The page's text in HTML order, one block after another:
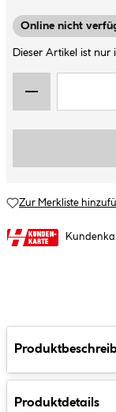
Online nicht
Dieser Artikel ist nur
Zur Merkliste
Produktdetails